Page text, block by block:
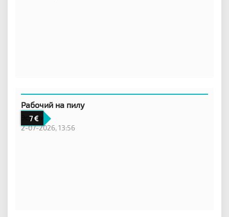
7
Рабочий на пилу
Эстония
2-07-2026, 13:56